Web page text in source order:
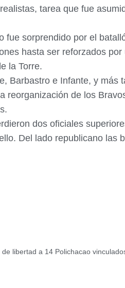
tarea que fue
sorprendido por el
hasta ser reforzados
la Torre.
Barbastro e Infante, y más
de los
dos oficiales
Del lado republicano las
de libertad a 14 Polichacao